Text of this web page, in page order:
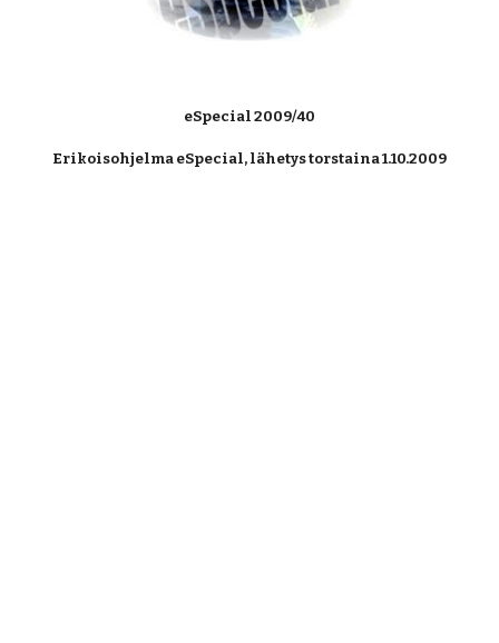
eSpecial 2009/40
Erikoisohjelma eSpecial, lähetys torstaina 1.10.2009